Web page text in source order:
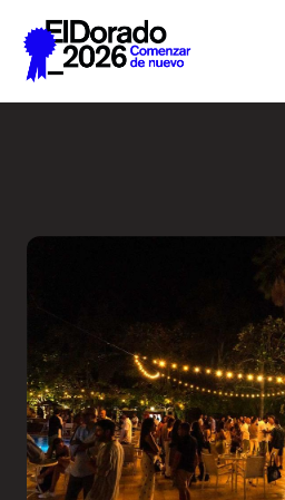
Saltar al contenido principal
Inscribir